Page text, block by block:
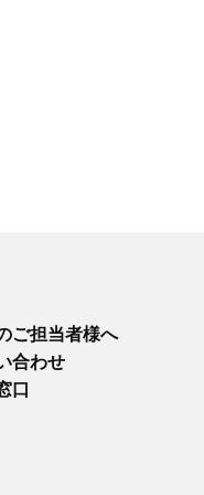
ご担当者様へ
合わせ
口